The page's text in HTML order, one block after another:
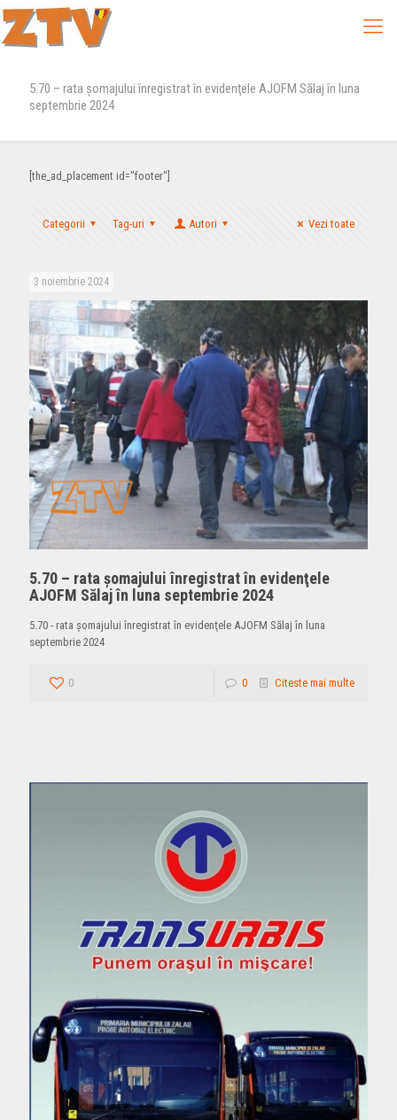
5.70 – rata şomajului înregistrat în evidenţele AJOFM Sălaj în luna
septembrie 2024
[the_ad_placement id="footer"]
Categorii Tag-uri Autori Vezi toate
3 noiembrie 2024
5.70 – rata şomajului înregistrat în evidenţele
AJOFM Sălaj în luna septembrie 2024
5.70 - rata şomajului înregistrat în evidenţele AJOFM Sălaj în luna
septembrie 2024
0 0 Citeste mai multe